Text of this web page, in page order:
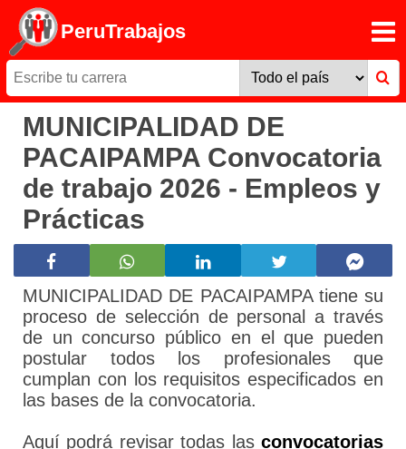
PeruTrabajos
MUNICIPALIDAD DE
PACAIPAMPA Convocatoria
de trabajo 2026 - Empleos y
Prácticas
MUNICIPALIDAD DE PACAIPAMPA tiene su
proceso de selección de personal a través
de un concurso público en el que pueden
postular todos los profesionales que
cumplan con los requisitos especificados en
las bases de la convocatoria.
Aquí podrá revisar todas las convocatorias